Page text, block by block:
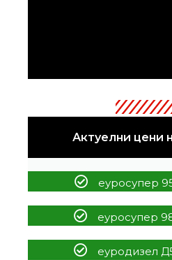
Актуелни цени
еуросупер
еуросупер
еуродизел